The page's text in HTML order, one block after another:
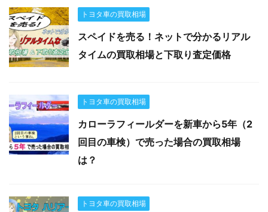
トヨタ車の買取相場
スペイドを売る！ネットで分かるリアル
タイムの買取相場と下取り査定価格
トヨタ車の買取相場
カローラフィールダーを新車から5年（2
回目の車検）で売った場合の買取相場
は？
トヨタ車の買取相場